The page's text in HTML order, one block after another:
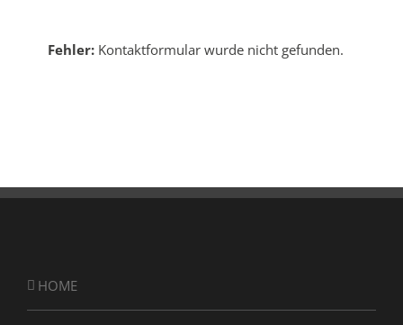
Fehler: Kontaktformular wurde nicht gefunden.
HOME